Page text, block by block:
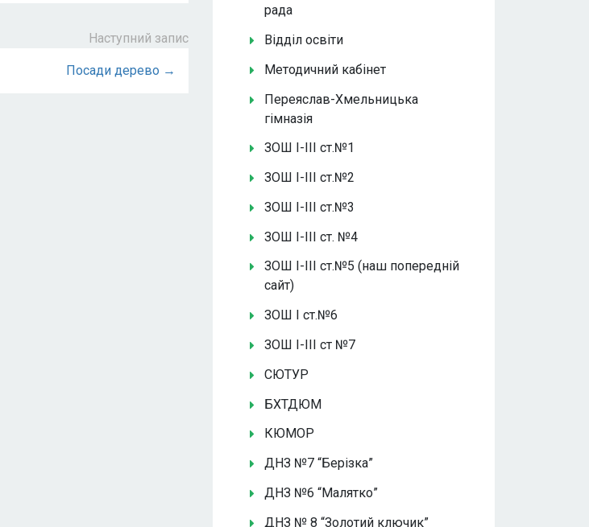
Наступний запис
Посади дерево →
рада
Відділ освіти
Методичний кабінет
Переяслав-Хмельницька
гімназія
ЗОШ І-ІІІ ст.№1
ЗОШ І-ІІІ ст.№2
ЗОШ І-ІІІ ст.№3
ЗОШ І-ІІІ ст. №4
ЗОШ І-ІІІ ст.№5 (наш попередній
сайт)
ЗОШ І ст.№6
ЗОШ І-ІІІ ст №7
СЮТУР
БХТДЮМ
КЮМОР
ДНЗ №7 “Берізка”
ДНЗ №6 “Малятко”
ДНЗ № 8 “Золотий ключик”